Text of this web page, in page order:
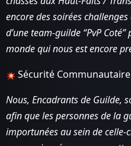
encore des soirées
d’une team-guilde “PvP
monde qui nous est encore
Sécurité
Nous, Encadrants de Guilde,
afin que les personnes de la
importunées au sein de celle-